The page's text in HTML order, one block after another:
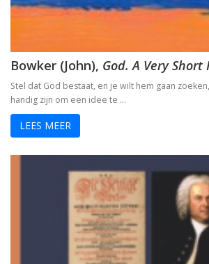
Bowker (John), God. A Very
Stel dat God bestaat, en je wilt hem gaan
handig zijn om een idee te …
LEES MEER